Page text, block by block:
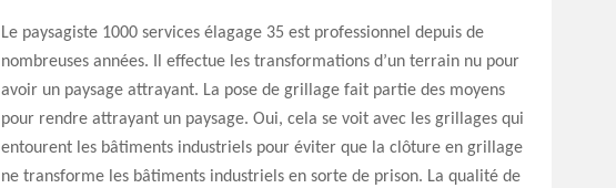
Le paysagiste 1000 services élagage 35 est professionnel depuis de
nombreuses années. Il effectue les transformations d’un terrain nu pour
avoir un paysage attrayant. La pose de grillage fait partie des moyens
pour rendre attrayant un paysage. Oui, cela se voit avec les grillages qui
entourent les bâtiments industriels pour éviter que la clôture en grillage
ne transforme les bâtiments industriels en sorte de prison. La qualité de